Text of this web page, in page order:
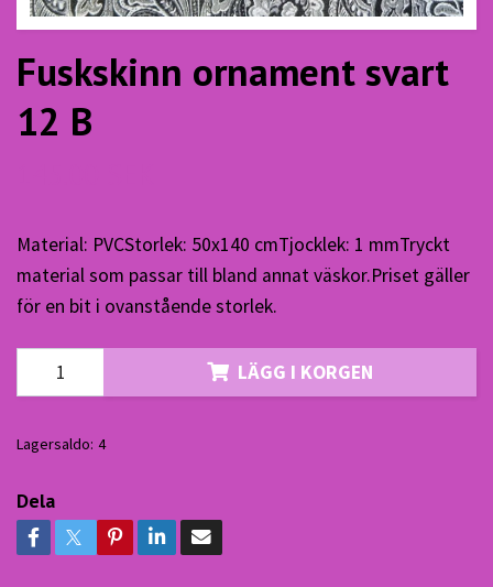
Fuskskinn ornament svart
12 B
Material: PVCStorlek: 50x140 cmTjocklek: 1 mmTryckt
material som passar till bland annat väskor.Priset gäller
för en bit i ovanstående storlek.
LÄGG I KORGEN
Lagersaldo: 4
Dela